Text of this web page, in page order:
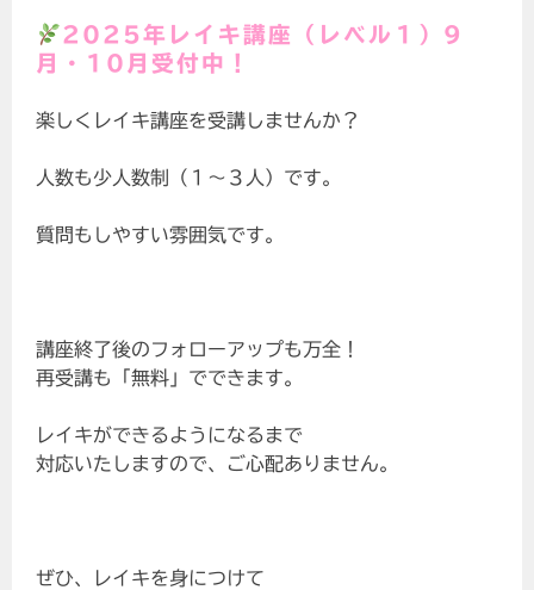
2025年レイキ講座（レベル１） 9
月・10月 受付中！
楽しくレイキ講座を受講しませんか？
人数も少人数制（１～３人）です。
質問もしやすい雰囲気です。
講座終了後のフォローアップも万全！
再受講も「無料」でできます。
レイキができるようになるまで
対応いたしますので、ご心配ありません。
ぜひ、レイキを身につけて